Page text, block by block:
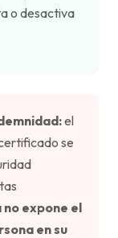
o desactiva
el
se
expone el
en su